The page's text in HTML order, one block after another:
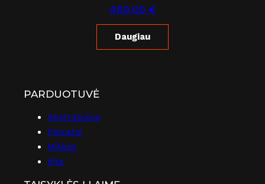
450,00 €
Daugiau
PARDUOTUVĖ
Abstrakcijos
Peizažai
Miškas
Kita